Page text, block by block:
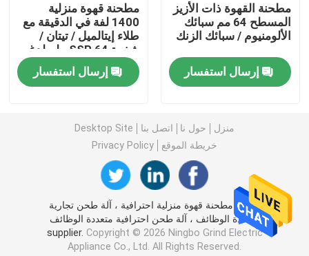
طاحونة القهوة التجارية
مطحنة قهوة تعمل باللمس
مطحنة حبوب اسبريسو
مطحنة القهوة في الهواء الطلق
مطحنة القهوة اليدوية
مطحنة القهوة ذات الأزيز
المسطح 64 مم سبائك
الألومنيوم / سبائك الزنك
إرسال استفسار
مطحنة قهوة منزلية
1400 لفة في الدقيقة مع
طلاء إيتالميل / تيتان /
شفرة SSP 64 ملم لدغ
مسطح
إرسال استفسار
منزل حول نا اتصل بنا
Desktop Site
خريطة الموقع
Privacy Policy
الصين مطحنة قهوة منزلية احترافية ، آلة طحن تجارية
متعددة الوظائف ، آلة طحن احترافية متعددة الوظائف
supplier. Copyright © 2026 Ningbo Grind Electric
Appliance Co., Ltd. All Rights Reserved.